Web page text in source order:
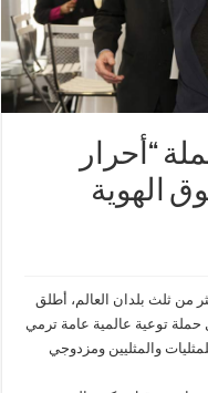
“أحرار
الهوية
من ثلث بلدان العالم، أطلق
حملة توعية عالمية عامة ترمي
والمثليين ومزدوجي